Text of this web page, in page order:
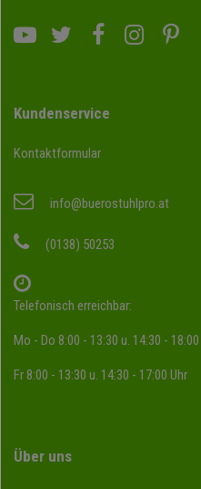
Kundenservice
Kontaktformular
info@buerostuhlpro.at
(0138) 50253
Telefonisch erreichbar:
Mo - Do 8:00 - 13:30 u. 14:30 - 18:00
Fr 8:00 - 13:30 u. 14:30 - 17:00 Uhr
Über uns